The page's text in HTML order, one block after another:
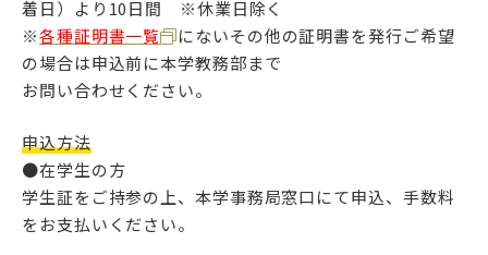
follow us
公式SNSアカウント
着日）より10日間 ※休業日除く
※各種証明書一覧
にないその他の証明書を発行ご希望
の場合は申込前に本学教務部まで
お問い合わせください。
申込方法
●在学生の方
学生証をご持参の上、本学事務局窓口にて申込、手数料
をお支払いください。